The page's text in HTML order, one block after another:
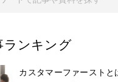
ランキング
カスタマーファースト